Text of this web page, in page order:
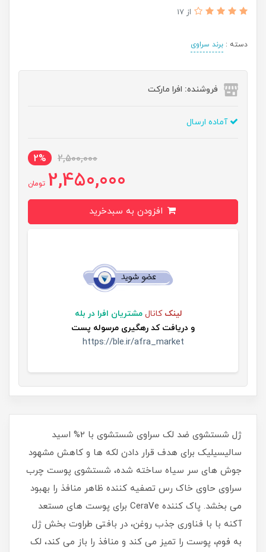
از 17
دسته : برند سراوی
فروشنده: افرا مارکت
آماده ارسال
2,500,000
2%
2,450,000 تومان
لینک کانال مشتریان افرا در بله
و دریافت کد رهگیری مرسوله پست
https://ble.ir/afra_market
ژل شستشوی ضد لک سراوی شستشوی با 2% اسید
سالیسیلیک برای هدف قرار دادن لکه ها و کاهش مشهود
جوش های سر سیاه ساخته شده، شستشوی پوست چرب
سراوی حاوی خاک رس تصفیه کننده ظاهر منافذ را بهبود
می بخشد. پاک کننده CeraVe برای پوست های مستعد
آکنه با با فناوری جذب روغن، در بافتی طراوت بخش ژل
به فوم، پوست را تمیز می کند و منافذ را باز می کند، لک